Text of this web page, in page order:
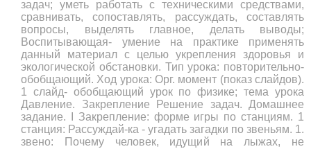
задач; уметь работать с техническими средствами,
сравнивать, сопоставлять, рассуждать, составлять
вопросы, выделять главное, делать выводы;
Воспитывающая- умение на практике применять
данный материал с целью укрепления здоровья и
экологической обстановки. Тип урока: повторительно-
обобщающий. Ход урока: Орг. момент (показ слайдов).
1 слайд- обобщающий урок по физике; тема урока
Давление. Закрепление Решение задач. Домашнее
задание. I Закрепление: форме игры по станциям. 1
станция: Рассуждай-ка - угадать загадки по звеньям. 1.
звено: Почему человек, идущий на лыжах, не